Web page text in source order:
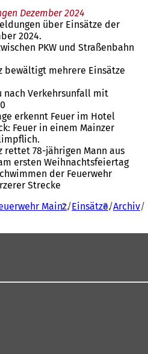
Dezember 2024
über Einsätze der
2024.
PKW und Straßenbahn
bewältigt mehrere Einsätze
nach Verkehrsunfall mit
erkennt Feuer im Hotel
Feuer in einem Mainzer
rettet 78-jährigen Mann aus
ersten Weihnachtsfeiertag
der Feuerwehr
Strecke
Mainz Einsätze Archiv